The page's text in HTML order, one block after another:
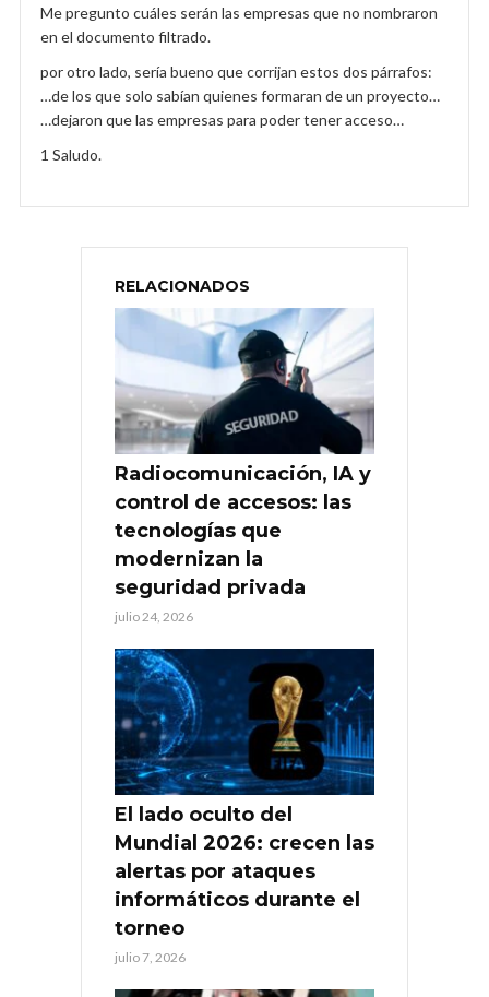
Me pregunto cuáles serán las empresas que no nombraron
en el documento filtrado.
por otro lado, sería bueno que corrijan estos dos párrafos:
…de los que solo sabían quienes formaran de un proyecto…
…dejaron que las empresas para poder tener acceso…
1 Saludo.
RELACIONADOS
Radiocomunicación, IA y
control de accesos: las
tecnologías que
modernizan la
seguridad privada
julio 24, 2026
El lado oculto del
Mundial 2026: crecen las
alertas por ataques
informáticos durante el
torneo
julio 7, 2026